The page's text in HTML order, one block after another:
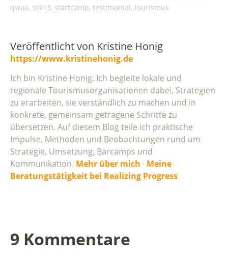
qwoo, sck13, startcamp, testimonial, tourismus
Veröffentlicht von Kristine Honig
https://www.kristinehonig.de
Ich bin Kristine Honig. Ich begleite lokale und
regionale Tourismusorganisationen dabei, Strategien
zu erarbeiten, sie verständlich zu machen und in
konkrete, gemeinsam getragene Schritte zu
übersetzen. Auf diesem Blog teile ich praktische
Impulse, Methoden und Beobachtungen rund um
Strategie, Umsetzung, Barcamps und
Kommunikation. Mehr über mich · Meine
Beratungstätigkeit bei Realizing Progress
9 Kommentare